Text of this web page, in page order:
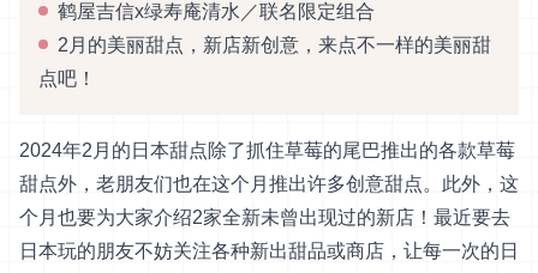
鹤屋吉信x绿寿庵清水／联名限定组合
2月的美丽甜点，新店新创意，来点不一样的美丽甜
点吧！
2024年2月的日本甜点除了抓住草莓的尾巴推出的各款草莓
甜点外，老朋友们也在这个月推出许多创意甜点。此外，这
个月也要为大家介绍2家全新未曾出现过的新店！最近要去
日本玩的朋友不妨关注各种新出甜品或商店，让每一次的日